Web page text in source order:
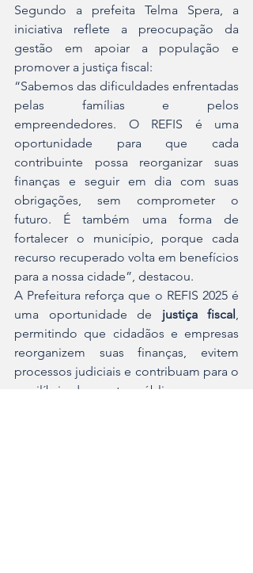
Segundo a prefeita Telma Spera, a
iniciativa reflete a preocupação da
gestão em apoiar a população e
promover a justiça fiscal:
“Sabemos das dificuldades enfrentadas
pelas famílias e pelos
empreendedores. O REFIS é uma
oportunidade para que cada
contribuinte possa reorganizar suas
finanças e seguir em dia com suas
obrigações, sem comprometer o
futuro. É também uma forma de
fortalecer o município, porque cada
recurso recuperado volta em benefícios
para a nossa cidade”, destacou.
A Prefeitura reforça que o REFIS 2025 é
uma oportunidade de justiça fiscal
permitindo que cidadãos e empresas
reorganizem suas finanças, evitem
processos judiciais e contribuam para o
equilíbrio das contas públicas.